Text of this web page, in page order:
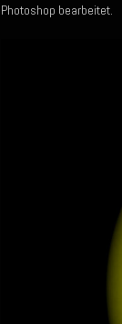
Photoshop bearbeitet.